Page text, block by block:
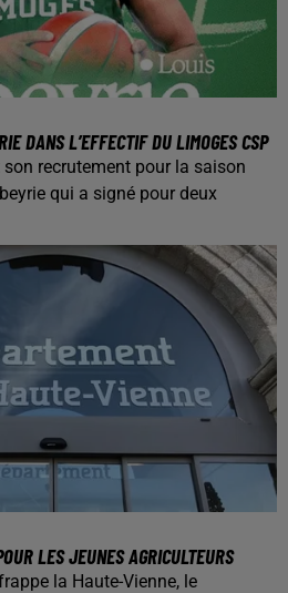
DANS L’EFFECTIF DU LIMOGES CSP
recrutement pour la saison
qui a signé pour deux
LES JEUNES AGRICULTEURS
la Haute-Vienne, le